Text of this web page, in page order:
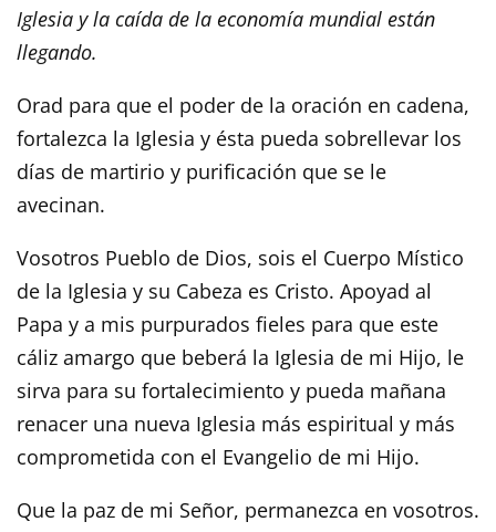
Iglesia y la caída de la economía mundial están
llegando.
Orad para que el poder de la oración en cadena,
fortalezca la Iglesia y ésta pueda sobrellevar los
días de martirio y purificación que se le
avecinan.
Vosotros Pueblo de Dios, sois el Cuerpo Místico
de la Iglesia y su Cabeza es Cristo. Apoyad al
Papa y a mis purpurados fieles para que este
cáliz amargo que beberá la Iglesia de mi Hijo, le
sirva para su fortalecimiento y pueda mañana
renacer una nueva Iglesia más espiritual y más
comprometida con el Evangelio de mi Hijo.
Que la paz de mi Señor, permanezca en vosotros.